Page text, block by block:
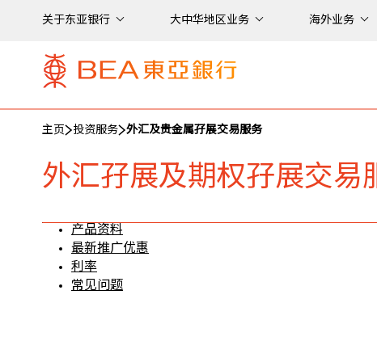
关于东亚银行 大中华地区业务 海外业务
主页 投资服务 外汇及贵金属孖展交易服务
外汇孖展及期权孖展交易
产品资料
最新推广优惠
利率
常见问题